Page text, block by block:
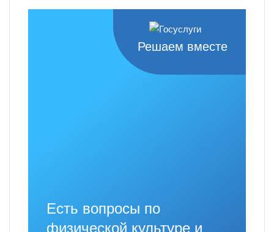
Решаем вместе
Есть вопросы по
физической культуре и